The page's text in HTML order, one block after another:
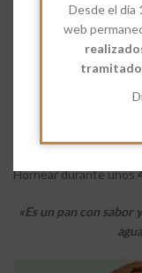
Desde el día
web
Precalentar el horno
Cuando el horno este
greñe e introducir en
Hornear durante unos
«Es un pan con sabor